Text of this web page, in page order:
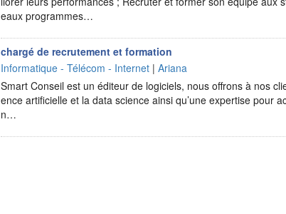
eaux programmes…
chargé de recrutement et formation
Informatique - Télécom - Internet |Ariana
Smart Conseil est un éditeur de logiciels, nous offrons à nos
ence artificielle et la data science ainsi qu’une expertise pour
n…